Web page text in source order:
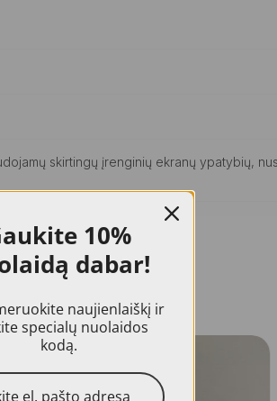
skirtingų įrenginių ekranų ypatybių,
10%
dabar!
naujienlaiškį ir
specialų nuolaidos
kodą.